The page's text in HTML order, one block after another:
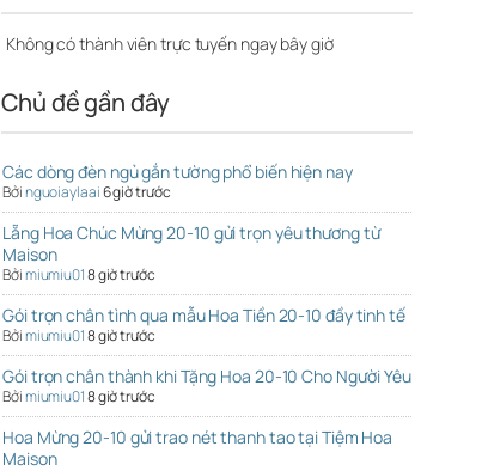
Không có thành viên trực tuyến ngay bây giờ
Chủ đề gần đây
Các dòng đèn ngủ gắn tường phổ biến hiện nay
Bởinguoiaylaai6 giờ trước
Lẵng Hoa Chúc Mừng 20-10 gửi trọn yêu thương từ
Maison
Bởimiumiu018 giờ trước
Gói trọn chân tình qua mẫu Hoa Tiền 20-10 đầy tinh tế
Bởimiumiu018 giờ trước
Gói trọn chân thành khi Tặng Hoa 20-10 Cho Người Yêu
Bởimiumiu018 giờ trước
Hoa Mừng 20-10 gửi trao nét thanh tao tại Tiệm Hoa
Maison